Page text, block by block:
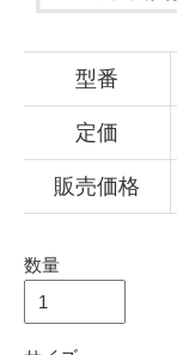
型番
定価
販売価格
数量